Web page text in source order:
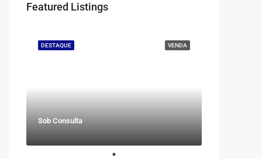
Featured Listings
VENDA
DESTAQUE
Sob Consulta